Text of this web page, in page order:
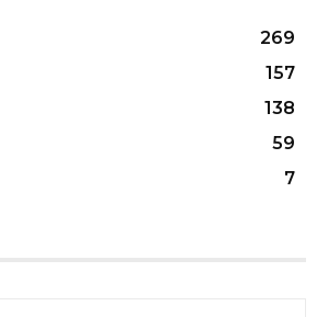
269
157
138
59
7